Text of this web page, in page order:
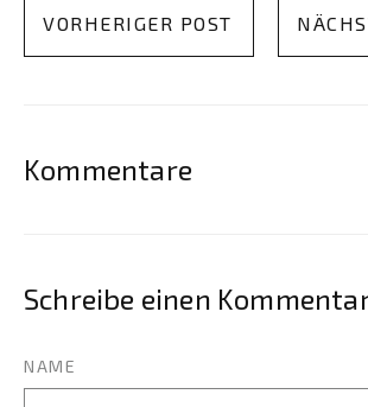
VORHERIGER POST
Kommentare
Schreibe einen
NAME